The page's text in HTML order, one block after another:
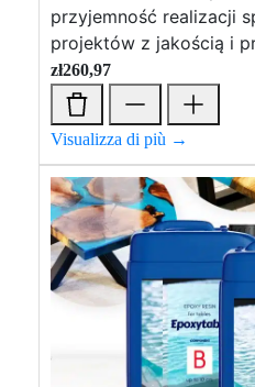
przyjemność realizacji
projektów z jakością i
zł260,97
Visualizza di più →